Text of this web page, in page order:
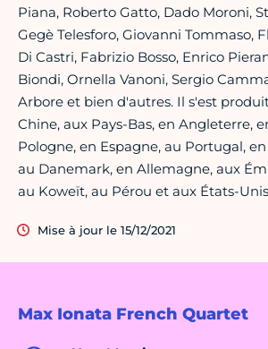
Max Ionata French Quartet
Piana, Roberto Gatto, Dado Moroni,
Gegè Telesforo, Giovanni Tommaso,
Di Castri, Fabrizio Bosso, Enrico
Biondi, Ornella Vanoni, Sergio
Arbore et bien d'autres. Il s'est
Chine, aux Pays-Bas, en Angleterre,
Pologne, en Espagne, au Portugal, en
au Danemark, en Allemagne, aux
au Koweït, au Pérou et aux États-
Mise à jour le 15/12/2021